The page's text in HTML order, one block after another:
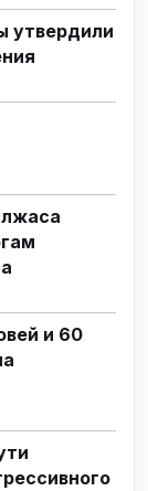
утвердили
и 60